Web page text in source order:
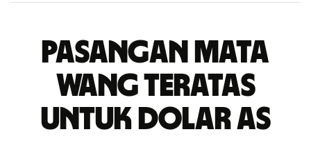
Pasangan mata
wang teratas
untuk dolar AS